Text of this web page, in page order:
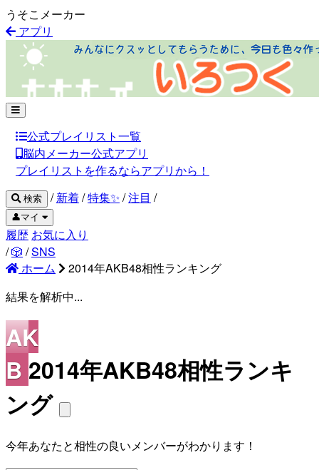
うそこメーカー
アプリ
公式プレイリスト一覧
脳内メーカー公式アプリ
プレイリストを作るならアプリから！
検索 / 新着/特集✨ /注目 /
👤マイ
履歴 お気に入り
/🎲 /SNS
ホーム
2014年AKB48相性ランキング
結果を解析中...
AK
B 2014年AKB48相性ランキ
ング
今年あなたと相性の良いメンバーがわかります！